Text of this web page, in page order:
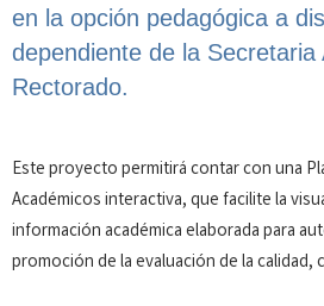
en la opción pedagógica a
dependiente de la Secretaria
Rectorado.
Este proyecto permitirá contar con una
Académicos interactiva, que facilite la
información académica elaborada para
promoción de la evaluación de la calidad,